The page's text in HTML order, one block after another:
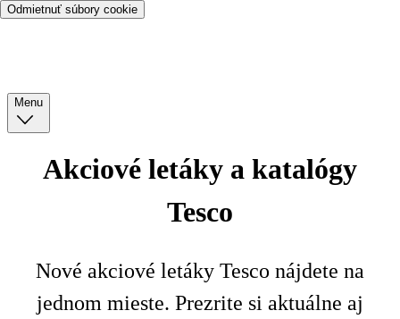
Odmietnuť súbory cookie
Menu
Akciové letáky a katalógy
Tesco
Nové akciové letáky Tesco nájdete na
jednom mieste. Prezrite si aktuálne aj